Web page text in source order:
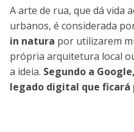
A arte de rua, que dá vida
urbanos, é considerada
in natura por utilizarem
própria arquitetura local
a ideia. Segundo a
legado digital que ficará